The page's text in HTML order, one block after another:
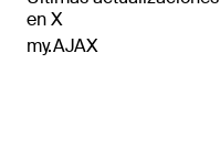
en X
my.AJAX